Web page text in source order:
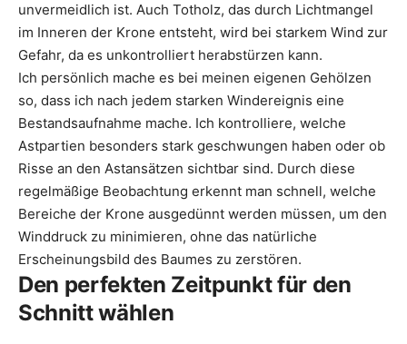
unvermeidlich ist. Auch Totholz, das durch Lichtmangel
im Inneren der Krone entsteht, wird bei starkem Wind zur
Gefahr, da es unkontrolliert herabstürzen kann.
Ich persönlich mache es bei meinen eigenen Gehölzen
so, dass ich nach jedem starken Windereignis eine
Bestandsaufnahme mache. Ich kontrolliere, welche
Astpartien besonders stark geschwungen haben oder ob
Risse an den Astansätzen sichtbar sind. Durch diese
regelmäßige Beobachtung erkennt man schnell, welche
Bereiche der Krone ausgedünnt werden müssen, um den
Winddruck zu minimieren, ohne das natürliche
Erscheinungsbild des Baumes zu zerstören.
Den perfekten Zeitpunkt für den
Schnitt wählen